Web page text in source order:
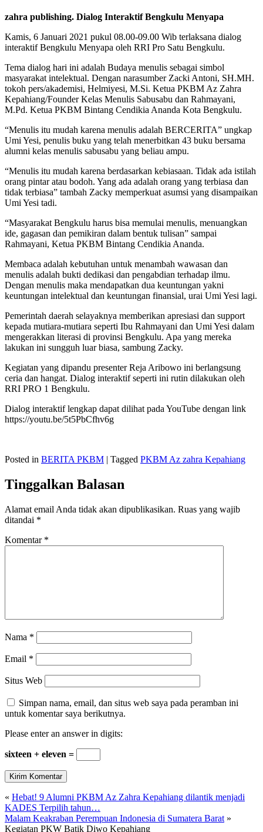
zahra publishing. Dialog Interaktif Bengkulu Menyapa
Kamis, 6 Januari 2021 pukul 08.00-09.00 Wib terlaksana dialog
interaktif Bengkulu Menyapa oleh RRI Pro Satu Bengkulu.
Tema dialog hari ini adalah Budaya menulis sebagai simbol
masyarakat intelektual. Dengan narasumber Zacki Antoni, SH.MH.
tokoh pers/akademisi, Helmiyesi, M.Si. Ketua PKBM Az Zahra
Kepahiang/Founder Kelas Menulis Sabusabu dan Rahmayani,
M.Pd. Ketua PKBM Bintang Cendikia Ananda Kota Bengkulu.
“Menulis itu mudah karena menulis adalah BERCERITA” ungkap
Umi Yesi, penulis buku yang telah menerbitkan 43 buku bersama
alumni kelas menulis sabusabu yang beliau ampu.
“Menulis itu mudah karena berdasarkan kebiasaan. Tidak ada istilah
orang pintar atau bodoh. Yang ada adalah orang yang terbiasa dan
tidak terbiasa” tambah Zacky memperkuat asumsi yang disampaikan
Umi Yesi tadi.
“Masyarakat Bengkulu harus bisa memulai menulis, menuangkan
ide, gagasan dan pemikiran dalam bentuk tulisan” sampai
Rahmayani, Ketua PKBM Bintang Cendikia Ananda.
Membaca adalah kebutuhan untuk menambah wawasan dan
menulis adalah bukti dedikasi dan pengabdian terhadap ilmu.
Dengan menulis maka mendapatkan dua keuntungan yakni
keuntungan intelektual dan keuntungan finansial, urai Umi Yesi lagi.
Pemerintah daerah selayaknya memberikan apresiasi dan support
kepada mutiara-mutiara seperti Ibu Rahmayani dan Umi Yesi dalam
mengerakkan literasi di provinsi Bengkulu. Apa yang mereka
lakukan ini sungguh luar biasa, sambung Zacky.
Kegiatan yang dipandu presenter Reja Aribowo ini berlangsung
ceria dan hangat. Dialog interaktif seperti ini rutin dilakukan oleh
RRI PRO 1 Bengkulu.
Dialog interaktif lengkap dapat dilihat pada YouTube dengan link
https://youtu.be/5t5PbCfhv6g
Posted in BERITA PKBM | Tagged PKBM Az zahra Kepahiang
Tinggalkan Balasan
Alamat email Anda tidak akan dipublikasikan. Ruas yang wajib
ditandai *
Komentar *
Nama *
Email *
Situs Web
Simpan nama, email, dan situs web saya pada peramban ini
untuk komentar saya berikutnya.
Please enter an answer in digits:
sixteen + eleven =
« Hebat! 9 Alumni PKBM Az Zahra Kepahiang dilantik menjadi
KADES Terpilih tahun…
Malam Keakraban Perempuan Indonesia di Sumatera Barat »
Kegiatan PKW Batik Diwo Kepahiang